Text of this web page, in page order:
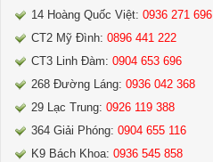
14 Hoàng Quốc Việt: 0936 271 696
CT2 Mỹ Đình: 0896 441 222
CT3 Linh Đàm: 0904 653 696
268 Đường Láng: 0936 042 368
29 Lạc Trung: 0926 119 388
364 Giải Phóng: 0904 655 116
K9 Bách Khoa: 0936 545 858